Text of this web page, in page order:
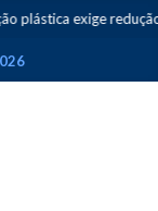
redução da